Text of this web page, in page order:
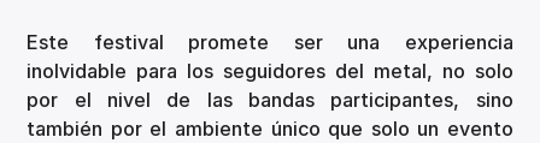
Este festival promete ser una experiencia
inolvidable para los seguidores del metal, no solo
por el nivel de las bandas participantes, sino
también por el ambiente único que solo un evento